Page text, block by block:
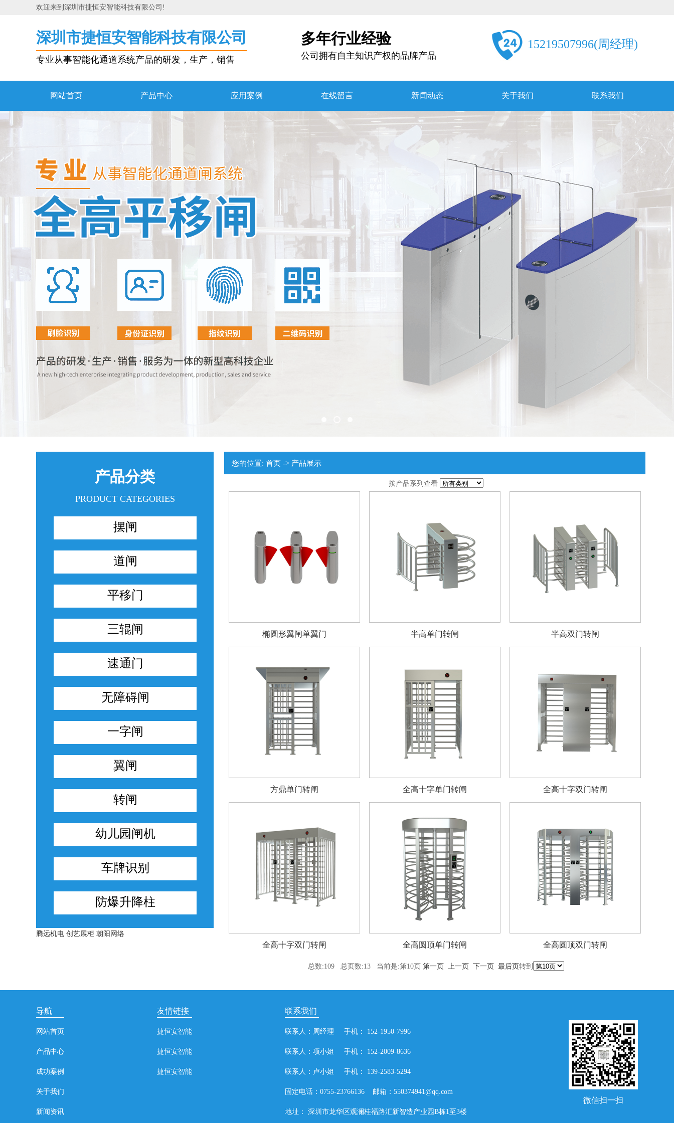
欢迎来到深圳市捷恒安智能科技有限公司!
深圳市捷恒安智能科技有限公司
专业从事智能化通道系统产品的研发，生产，销售
多年行业经验
公司拥有自主知识产权的品牌产品
15219507996(周经理)
网站首页 产品中心 应用案例 在线留言 新闻动态 关于我们 联系我们
1
产品分类
PRODUCT CATEGORIES
摆闸
道闸
平移门
三辊闸
速通门
无障碍闸
一字闸
翼闸
转闸
幼儿园闸机
车牌识别
防爆升降柱
腾远机电 创艺展柜 朝阳网络
您的位置: 首页 -> 产品展示
按产品系列查看
椭圆形翼闸单翼门 半高单门转闸 半高双门转闸
方鼎单门转闸 全高十字单门转闸 全高十字双门转闸
全高十字双门转闸 全高圆顶单门转闸 全高圆顶双门转闸
总数:109 总页数:13 当前是:第10页 第一页 上一页 下一页 最后页转到
导航
网站首页
产品中心
成功案例
关于我们
新闻资讯
友情链接
捷恒安智能
捷恒安智能
捷恒安智能
联系我们
联系人：周经理 手机： 152-1950-7996
联系人：项小姐 手机： 152-2009-8636
联系人：卢小姐 手机： 139-2583-5294
固定电话：0755-23766136 邮箱：550374941@qq.com
地址： 深圳市龙华区观澜桂福路汇新智造产业园B栋1至3楼
微信扫一扫